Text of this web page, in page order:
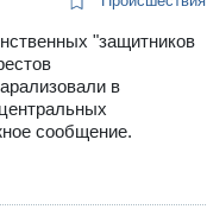
"защитников
в
сообщение.